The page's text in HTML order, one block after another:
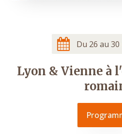
Du 26 au
Lyon & Vienne à